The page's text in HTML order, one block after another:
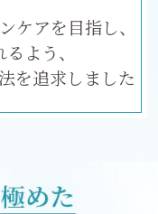
ケアを目指し、
よう、
を追求しました